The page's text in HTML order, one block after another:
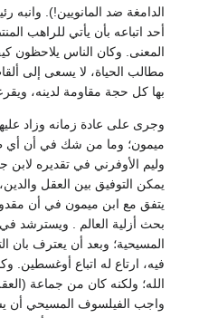
الدامغة ضد المانويين!).
المعنى. وكان الناس يلاحظون
مطالب الحياة، لا يسعى إلى
بها كل حجة مقاومة لدينه،
وجرى على عادة زمانه وزاد
ميمون؛ وما من شك في أن أي
يتفق مع ابن ميمون في أن
بحث أزلية العالم . ويسترشد
المسيحية؛ وبعد أن يعترف بان
فيه، ارتاع له اتباع أوغسطين.
الله؛ ولكنه كان من جماعة
واجب الفيلسوف المسيحي أن